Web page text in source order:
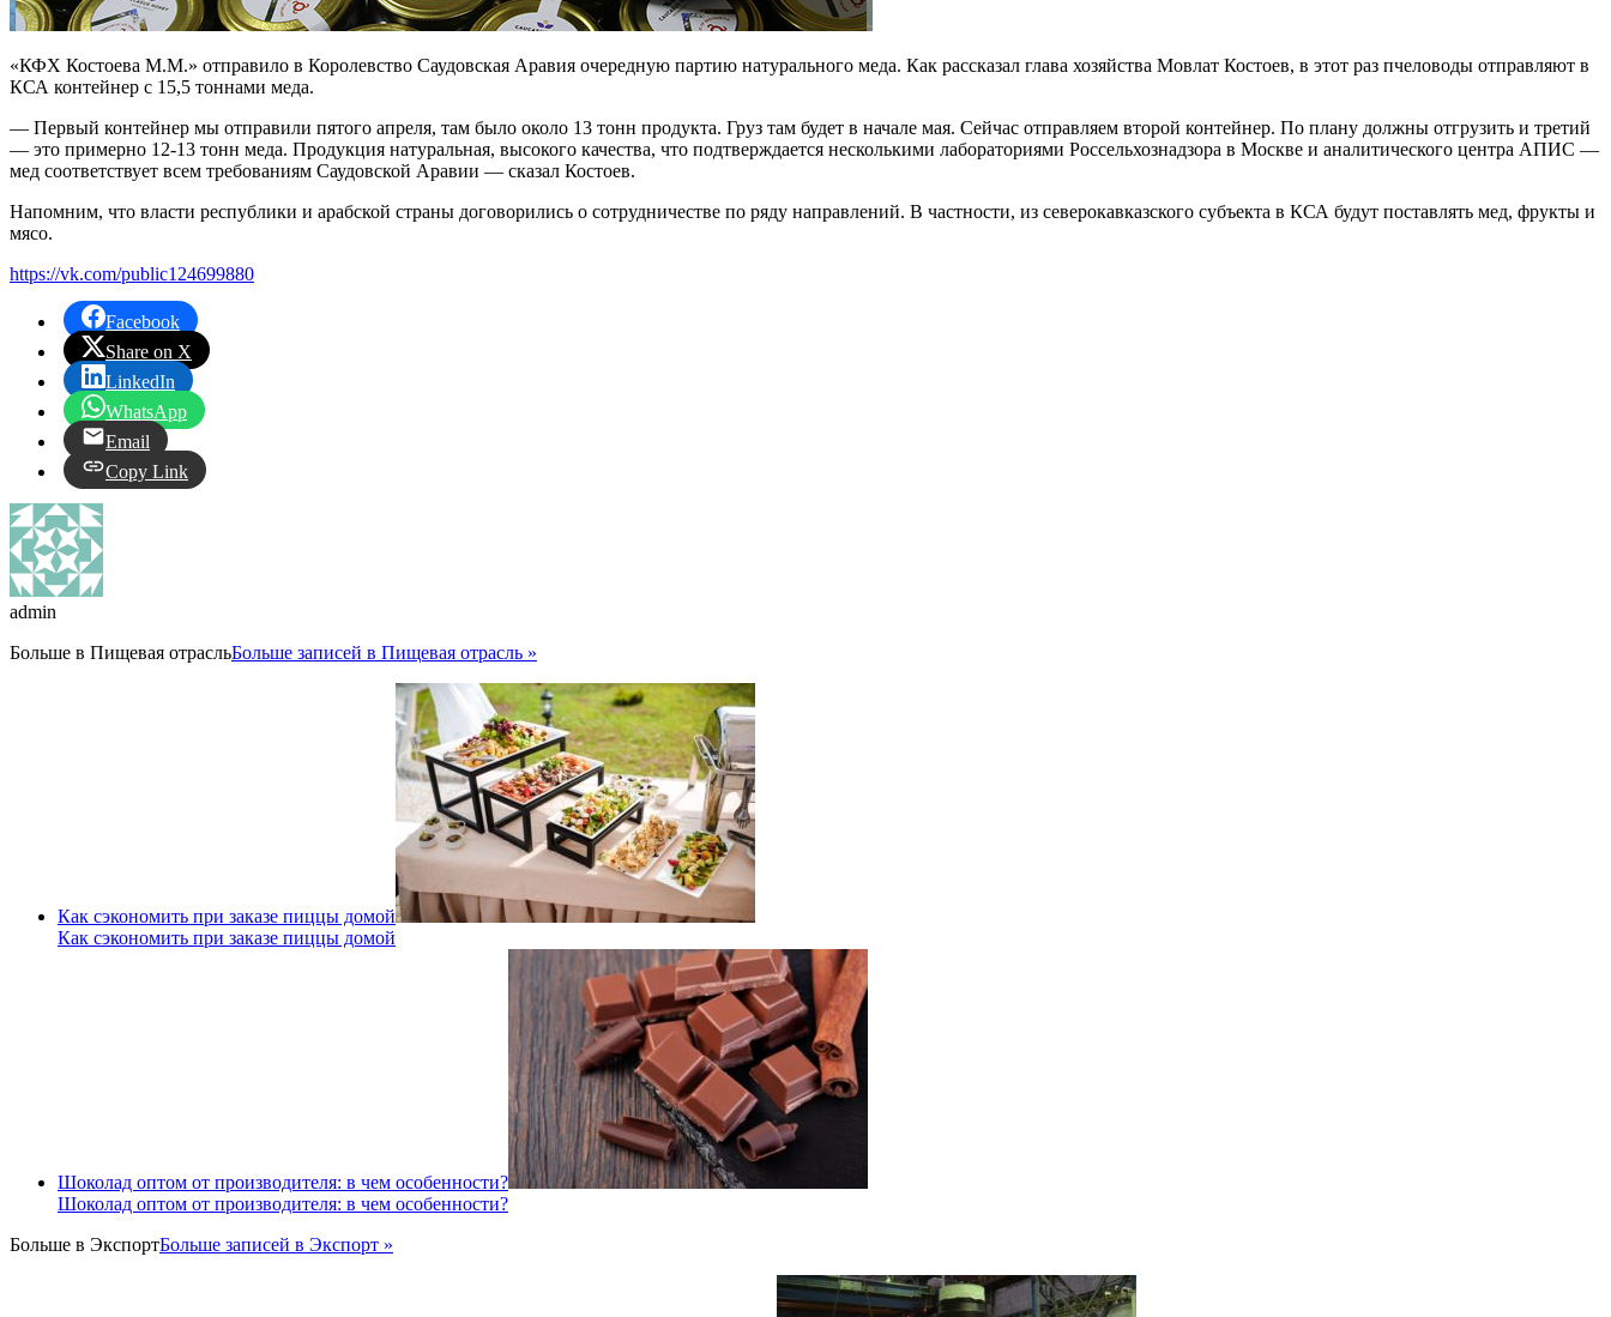
«КФХ Костоева М.М.» отправило в Королевство Саудовская Аравия очередную партию натурального меда. Как рассказал глава хозяйства Мовлат Костоев, в этот раз пчеловоды отправляют в
КСА контейнер с 15,5 тоннами меда.
— Первый контейнер мы отправили пятого апреля, там было около 13 тонн продукта. Груз там будет в начале мая. Сейчас отправляем второй контейнер. По плану должны отгрузить и третий
— это примерно 12-13 тонн меда. Продукция натуральная, высокого качества, что подтверждается несколькими лабораториями Россельхознадзора в Москве и аналитического центра АПИС —
мед соответствует всем требованиям Саудовской Аравии — сказал Костоев.
Напомним, что власти республики и арабской страны договорились о сотрудничестве по ряду направлений. В частности, из северокавказского субъекта в КСА будут поставлять мед, фрукты и
мясо.
https://vk.com/public124699880
Facebook
Share on X
LinkedIn
WhatsApp
Email
Copy Link
admin
Больше в Пищевая отрасльБольше записей в Пищевая отрасль »
Как сэкономить при заказе пиццы домой
Как сэкономить при заказе пиццы домой
Шоколад оптом от производителя: в чем особенности?
Шоколад оптом от производителя: в чем особенности?
Больше в ЭкспортБольше записей в Экспорт »